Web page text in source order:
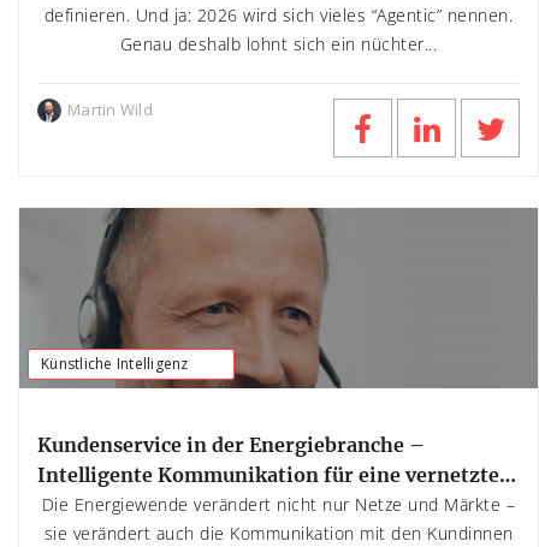
definieren. Und ja: 2026 wird sich vieles “Agentic” nennen.
Genau deshalb lohnt sich ein nüchter...
Martin Wild
Künstliche Intelligenz
Kundenservice in der Energiebranche –
Intelligente Kommunikation für eine vernetzte
Zukunft
Die Energiewende verändert nicht nur Netze und Märkte –
sie verändert auch die Kommunikation mit den Kundinnen